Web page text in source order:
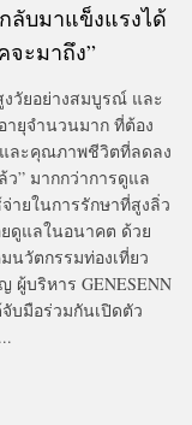
ลับมาแข็งแรงได้
ะมาถึง”
งวัยอย่างสมบูรณ์ และ
ยุจำนวนมาก ที่ต้อง
และคุณภาพชีวิตที่ลดลง
” มากกว่าการดูแล
ายในการรักษาที่สูงลิ่ว
ดูแลในอนาคต ด้วย
นวัตกรรมท่องเที่ยว
ผู้บริหาร GENESENN
บมือร่วมกันเปิดตัว